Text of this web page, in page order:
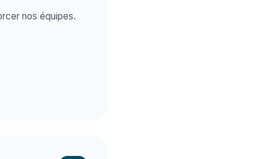
nos équipes.